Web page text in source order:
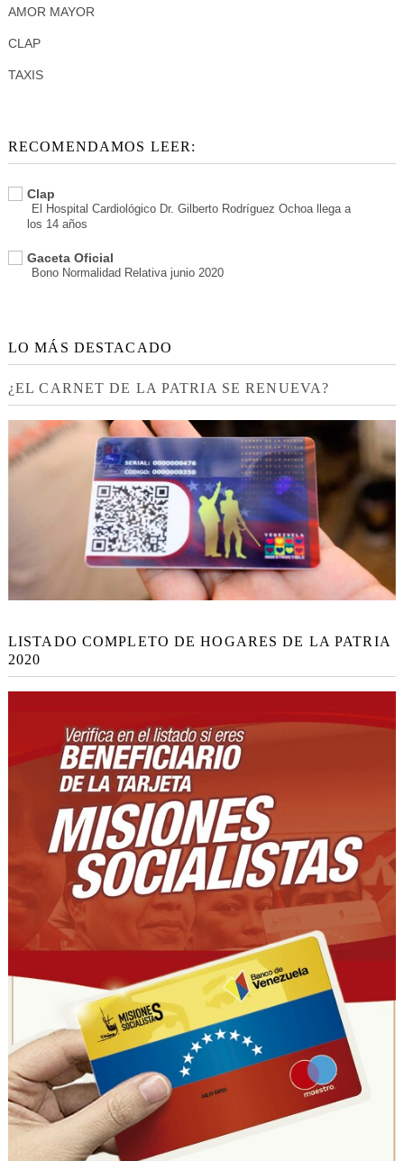
AMOR MAYOR
CLAP
TAXIS
RECOMENDAMOS LEER:
Clap
El Hospital Cardiológico Dr. Gilberto Rodríguez Ochoa llega a
los 14 años
Gaceta Oficial
Bono Normalidad Relativa junio 2020
LO MÁS DESTACADO
¿EL CARNET DE LA PATRIA SE RENUEVA?
LISTADO COMPLETO DE HOGARES DE LA PATRIA
2020